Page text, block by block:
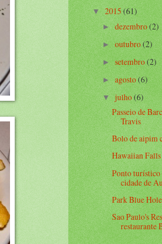
▼2015(61)
►dezembro(2)
►outubro(2)
► setembro(2)
►agosto(6)
▼julho(6)
Passeio de
Travis
Bolo de aipim
Hawaiian
Ponto
cidade de
Park Blue Hole
Sao Paulo's
restaurante